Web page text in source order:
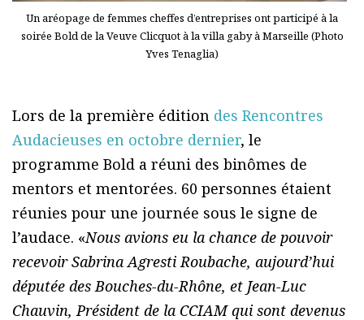
Un aréopage de femmes cheffes d’entreprises ont participé à la
soirée Bold de la Veuve Clicquot à la villa gaby à Marseille (Photo
Yves Tenaglia)
Lors de la première édition des Rencontres
Audacieuses en octobre dernier, le
programme Bold a réuni des binômes de
mentors et mentorées. 60 personnes étaient
réunies pour une journée sous le signe de
l’audace. «Nous avions eu la chance de pouvoir
recevoir Sabrina Agresti Roubache, aujourd’hui
députée des Bouches-du-Rhône, et Jean-Luc
Chauvin, Président de la CCIAM qui sont devenus